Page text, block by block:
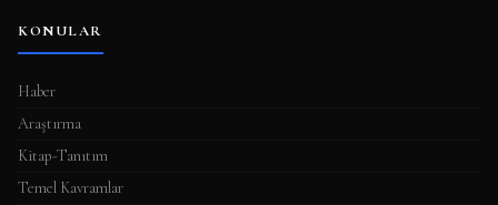
KONULAR
Haber
Araştırma
Kitap-Tanıtım
Temel Kavramlar